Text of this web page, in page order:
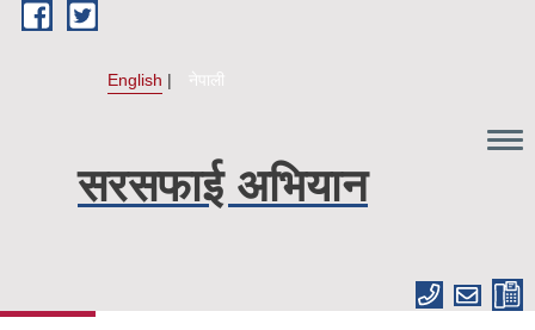
Skip to main content
English नेपाली
सरसफाई अभियान